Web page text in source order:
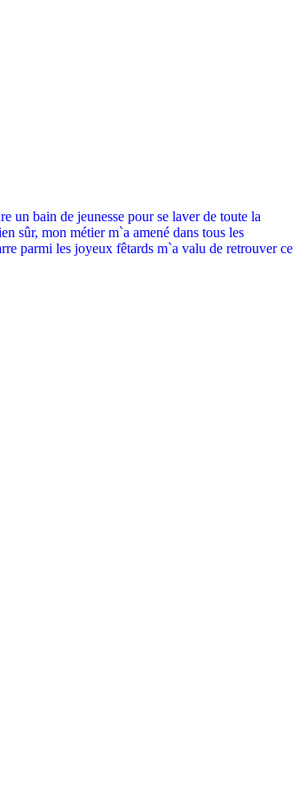
un bain de jeunesse pour se laver de toute la
sûr, mon métier m`a amené dans tous les
parmi les joyeux fêtards m`a valu de retrouver ce